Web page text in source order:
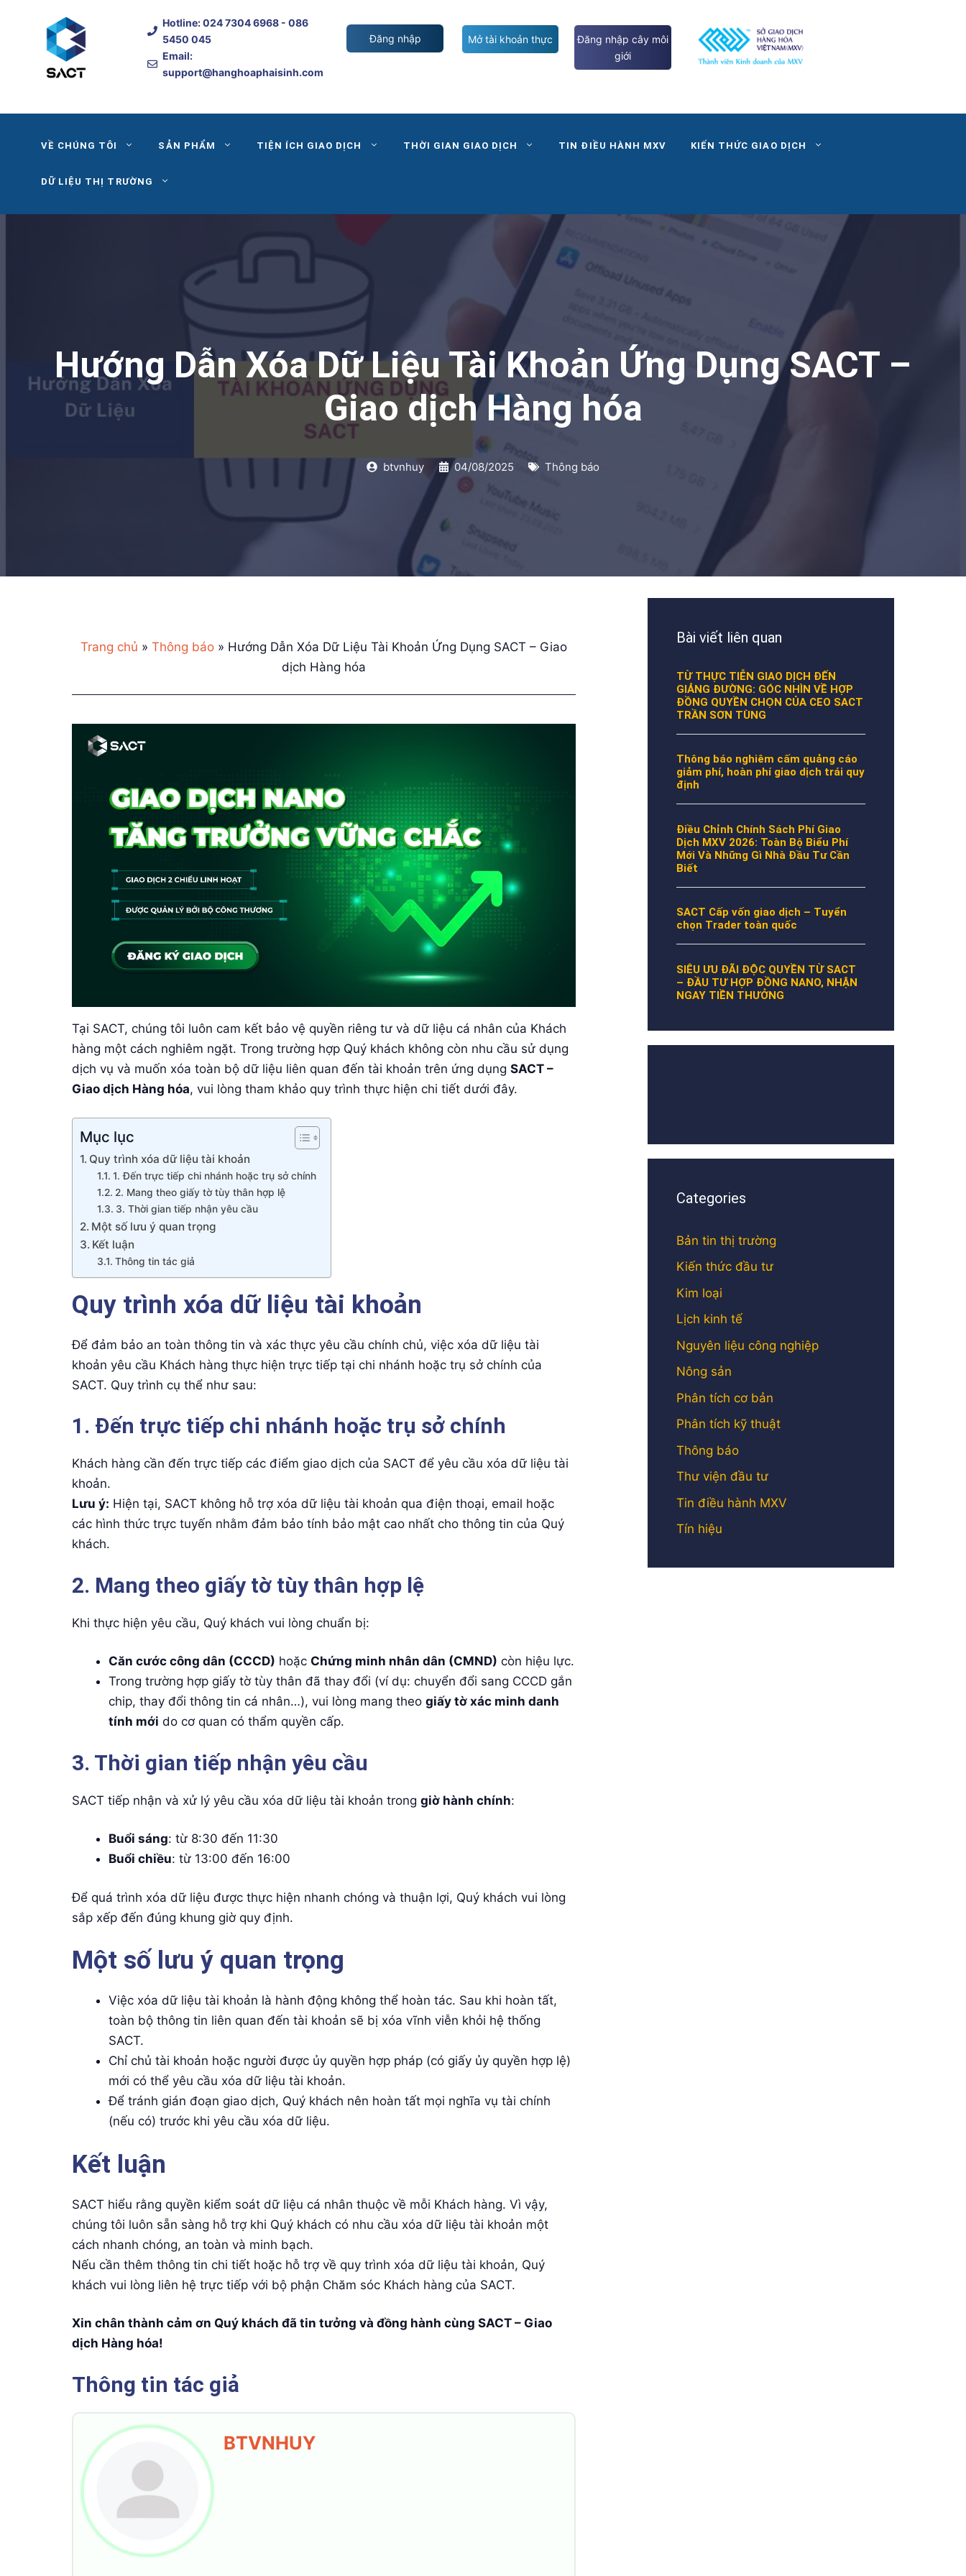
Hotline:024 7304 6968 - 086
5450 045
Email:
support@hanghoaphaisinh.com
Đăng nhập Mở tài khoản thực
Đăng nhập cây môi
giới
VỀ CHÚNG TÔI SẢN PHẨM TIỆN ÍCH GIAO DỊCH THỜI GIAN GIAO DỊCH TIN ĐIỀU HÀNH MXV KIẾN THỨC GIAO DỊCH
DỮ LIỆU THỊ TRƯỜNG
Hướng Dẫn Xóa Dữ Liệu Tài Khoản Ứng Dụng SACT –
Giao dịch Hàng hóa
btvnhuy 04/08/2025 Thông báo
Trang chủ » Thông báo» Hướng Dẫn Xóa Dữ Liệu Tài Khoản Ứng Dụng SACT – Giao
dịch Hàng hóa
Tại SACT, chúng tôi luôn cam kết bảo vệ quyền riêng tư và dữ liệu cá nhân của Khách
hàng một cách nghiêm ngặt. Trong trường hợp Quý khách không còn nhu cầu sử dụng
dịch vụ và muốn xóa toàn bộ dữ liệu liên quan đến tài khoản trên ứng dụng SACT –
Giao dịch Hàng hóa, vui lòng tham khảo quy trình thực hiện chi tiết dưới đây.
Mục lục
Quy trình xóa dữ liệu tài khoản
1. Đến trực tiếp chi nhánh hoặc trụ sở chính
2. Mang theo giấy tờ tùy thân hợp lệ
3. Thời gian tiếp nhận yêu cầu
Một số lưu ý quan trọng
Kết luận
Thông tin tác giả
Quy trình xóa dữ liệu tài khoản
Để đảm bảo an toàn thông tin và xác thực yêu cầu chính chủ, việc xóa dữ liệu tài
khoản yêu cầu Khách hàng thực hiện trực tiếp tại chi nhánh hoặc trụ sở chính của
SACT. Quy trình cụ thể như sau:
1. Đến trực tiếp chi nhánh hoặc trụ sở chính
Khách hàng cần đến trực tiếp các điểm giao dịch của SACT để yêu cầu xóa dữ liệu tài
khoản.
Lưu ý: Hiện tại, SACT không hỗ trợ xóa dữ liệu tài khoản qua điện thoại, email hoặc
các hình thức trực tuyến nhằm đảm bảo tính bảo mật cao nhất cho thông tin của Quý
khách.
2. Mang theo giấy tờ tùy thân hợp lệ
Khi thực hiện yêu cầu, Quý khách vui lòng chuẩn bị:
Căn cước công dân (CCCD) hoặc Chứng minh nhân dân (CMND) còn hiệu lực.
Trong trường hợp giấy tờ tùy thân đã thay đổi (ví dụ: chuyển đổi sang CCCD gắn
chip, thay đổi thông tin cá nhân…), vui lòng mang theo giấy tờ xác minh danh
tính mới do cơ quan có thẩm quyền cấp.
3. Thời gian tiếp nhận yêu cầu
SACT tiếp nhận và xử lý yêu cầu xóa dữ liệu tài khoản trong giờ hành chính:
Buổi sáng: từ 8:30 đến 11:30
Buổi chiều: từ 13:00 đến 16:00
Để quá trình xóa dữ liệu được thực hiện nhanh chóng và thuận lợi, Quý khách vui lòng
sắp xếp đến đúng khung giờ quy định.
Một số lưu ý quan trọng
Việc xóa dữ liệu tài khoản là hành động không thể hoàn tác. Sau khi hoàn tất,
toàn bộ thông tin liên quan đến tài khoản sẽ bị xóa vĩnh viễn khỏi hệ thống
SACT.
Chỉ chủ tài khoản hoặc người được ủy quyền hợp pháp (có giấy ủy quyền hợp lệ)
mới có thể yêu cầu xóa dữ liệu tài khoản.
Để tránh gián đoạn giao dịch, Quý khách nên hoàn tất mọi nghĩa vụ tài chính
(nếu có) trước khi yêu cầu xóa dữ liệu.
Kết luận
SACT hiểu rằng quyền kiểm soát dữ liệu cá nhân thuộc về mỗi Khách hàng. Vì vậy,
chúng tôi luôn sẵn sàng hỗ trợ khi Quý khách có nhu cầu xóa dữ liệu tài khoản một
cách nhanh chóng, an toàn và minh bạch.
Nếu cần thêm thông tin chi tiết hoặc hỗ trợ về quy trình xóa dữ liệu tài khoản, Quý
khách vui lòng liên hệ trực tiếp với bộ phận Chăm sóc Khách hàng của SACT.
Xin chân thành cảm ơn Quý khách đã tin tưởng và đồng hành cùng SACT – Giao
dịch Hàng hóa!
Thông tin tác giả
BTVNHUY
Bài viết liên quan
TỪ THỰC TIỄN GIAO DỊCH ĐẾN
GIẢNG ĐƯỜNG: GÓC NHÌN VỀ HỢP
ĐỒNG QUYỀN CHỌN CỦA CEO SACT
TRẦN SƠN TÙNG
Thông báo nghiêm cấm quảng cáo
giảm phí, hoàn phí giao dịch trái quy
định
Điều Chỉnh Chính Sách Phí Giao
Dịch MXV 2026: Toàn Bộ Biểu Phí
Mới Và Những Gì Nhà Đầu Tư Cần
Biết
SACT Cấp vốn giao dịch – Tuyển
chọn Trader toàn quốc
SIÊU ƯU ĐÃI ĐỘC QUYỀN TỪ SACT
– ĐẦU TƯ HỢP ĐỒNG NANO, NHẬN
NGAY TIỀN THƯỞNG
Categories
Bản tin thị trường
Kiến thức đầu tư
Kim loại
Lịch kinh tế
Nguyên liệu công nghiệp
Nông sản
Phân tích cơ bản
Phân tích kỹ thuật
Thông báo
Thư viện đầu tư
Tin điều hành MXV
Tín hiệu